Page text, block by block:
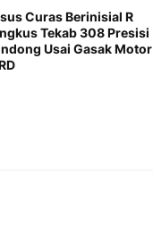
Curas Berinisial R
Tekab 308 Presisi
Usai Gasak Motor